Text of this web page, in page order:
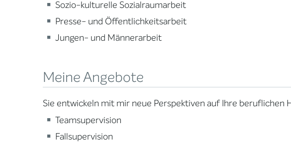
Sozio-kulturelle Sozialraumarbeit
Presse- und Öffentlichkeitsarbeit
Jungen- und Männerarbeit
Meine Angebote
Sie entwickeln mit mir neue Perspektiven auf Ihre beruflichen
Teamsupervision
Fallsupervision